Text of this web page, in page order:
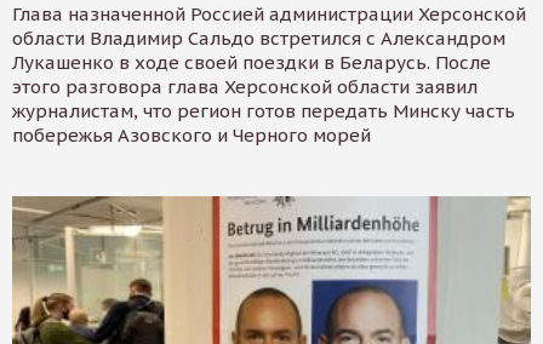
Глава назначенной Россией администрации Херсонской
области Владимир Сальдо встретился с Александром
Лукашенко в ходе своей поездки в Беларусь. После
этого разговора глава Херсонской области заявил
журналистам, что регион готов передать Минску часть
побережья Азовского и Черного морей